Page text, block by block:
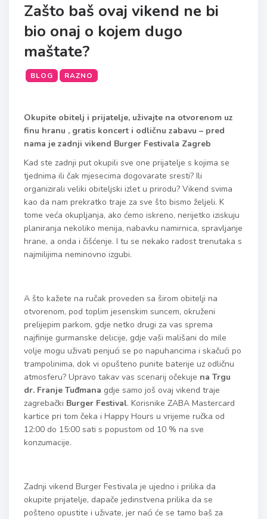
Zašto baš ovaj vikend ne bi
bio onaj o kojem dugo
maštate?
BLOG RAZNO
Okupite obitelj i prijatelje, uživajte na otvorenom uz
finu hranu , gratis koncert i odličnu zabavu – pred
nama je zadnji vikend Burger Festivala Zagreb
Kad ste zadnji put okupili sve one prijatelje s kojima se
tjednima ili čak mjesecima dogovarate sresti? Ili
organizirali veliki obiteljski izlet u prirodu? Vikend svima
kao da nam prekratko traje za sve što bismo željeli. K
tome veća okupljanja, ako ćemo iskreno, nerijetko iziskuju
planiranja nekoliko menija, nabavku namirnica, spravljanje
hrane, a onda i čišćenje. I tu se nekako radost trenutaka s
najmilijima neminovno izgubi.
A što kažete na ručak proveden sa širom obitelji na
otvorenom, pod toplim jesenskim suncem, okruženi
prelijepim parkom, gdje netko drugi za vas sprema
najfinije gurmanske delicije, gdje vaši mališani do mile
volje mogu uživati penjući se po napuhancima i skačući po
trampolinima, dok vi opušteno punite baterije uz odličnu
atmosferu? Upravo takav vas scenarij očekuje na Trgu
dr. Franje Tuđmana gdje samo još ovaj vikend traje
zagrebački Burger Festival. Korisnike ZABA Mastercard
kartice pri tom čeka i Happy Hours u vrijeme ručka od
12:00 do 15:00 sati s popustom od 10 % na sve
konzumacije.
Zadnji vikend Burger Festivala je ujedno i prilika da
okupite prijatelje, dapače jedinstvena prilika da se
pošteno opustite i uživate, jer naći će se tamo baš za